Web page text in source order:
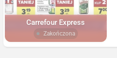
Carrefour Express
Zakończona